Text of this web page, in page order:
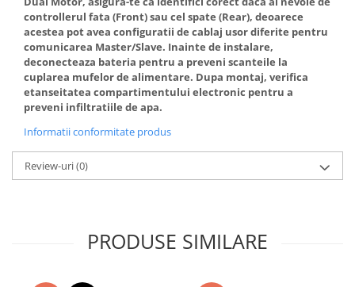
controllerul fata (Front) sau cel spate (Rear), deoarece
acestea pot avea configuratii de cablaj usor diferite pentru
comunicarea Master/Slave. Inainte de instalare,
deconecteaza bateria pentru a preveni scanteile la
cuplarea mufelor de alimentare. Dupa montaj, verifica
etanseitatea compartimentului electronic pentru a
preveni infiltratiile de apa.
Informatii conformitate produs
Review-uri(0)
PRODUSE SIMILARE